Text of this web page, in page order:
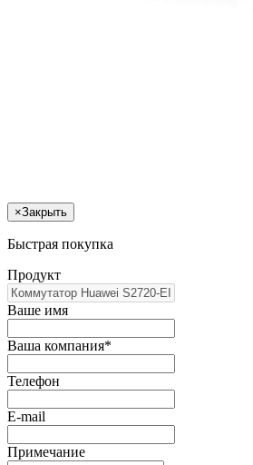
×Закрыть
Быстрая покупка
Продукт
Ваше имя
Ваша компания*
Телефон
E-mail
Примечание